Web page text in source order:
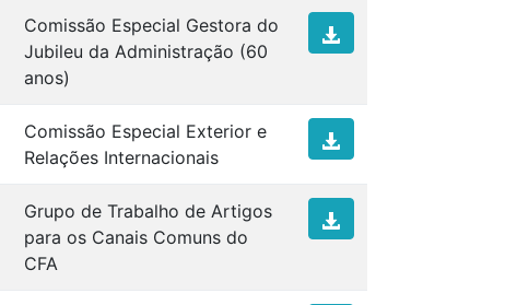
Comissão Especial Gestora do
Jubileu da Administração (60
anos)
Comissão Especial Exterior e
Relações Internacionais
Grupo de Trabalho de Artigos
para os Canais Comuns do
CFA